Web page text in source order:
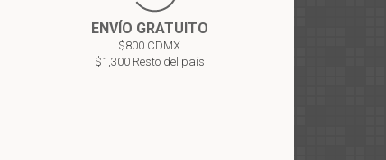
ENVÍO GRATUITO
$800 CDMX
$1,300 Resto del país